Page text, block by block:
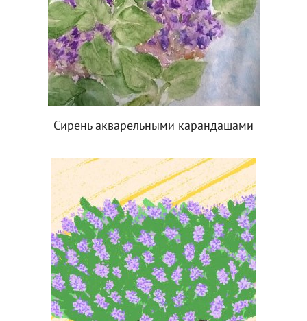
Сирень акварельными карандашами